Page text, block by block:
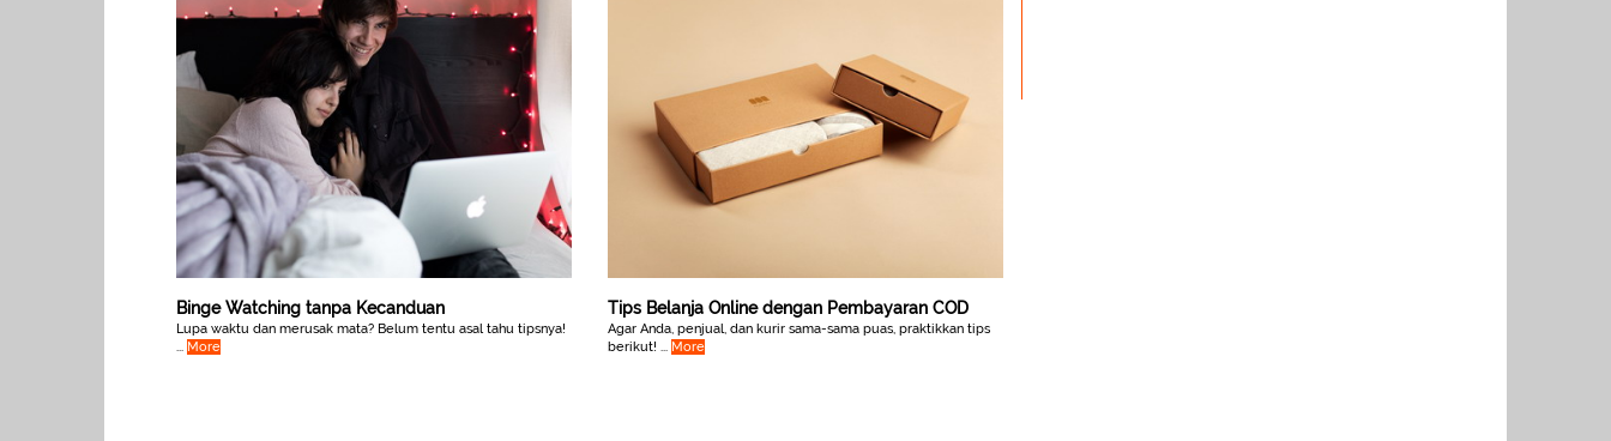
Binge Watching tanpa Kecanduan
Lupa waktu dan merusak mata? Belum tentu asal tahu tipsnya!
More
Tips Belanja Online dengan Pembayaran COD
Agar Anda, penjual, dan kurir sama-sama puas, praktikkan tips
berikut! ... More